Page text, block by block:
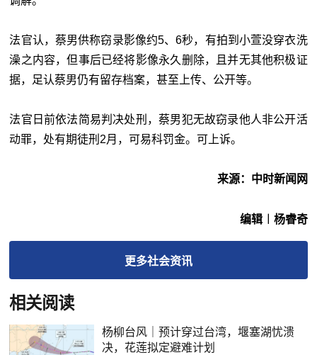
法官认，蔡男供称窃录影像约5、6秒，有拍到小萱没穿衣洗
澡之内容，但事后已经将影像永久删除，且并无其他积极证
据，足认蔡男仍有留存档案，甚至上传、公开等。
法官日前依法简易判决处刑，蔡男犯无故窃录他人非公开活
动罪，处有期徒刑2月，可易科罚金。可上诉。
来源：中时新闻网
编辑︱杨睿奇
更多社会资讯
相关阅读
杨柳台风｜预计穿过台湾，堰塞湖忧溃
决，花莲拟定避难计划